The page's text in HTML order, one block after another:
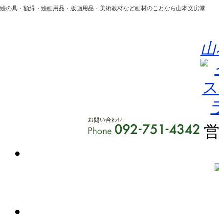
絵の具・額縁・絵画用品・版画用品・美術教材など画材のことなら山本文房堂